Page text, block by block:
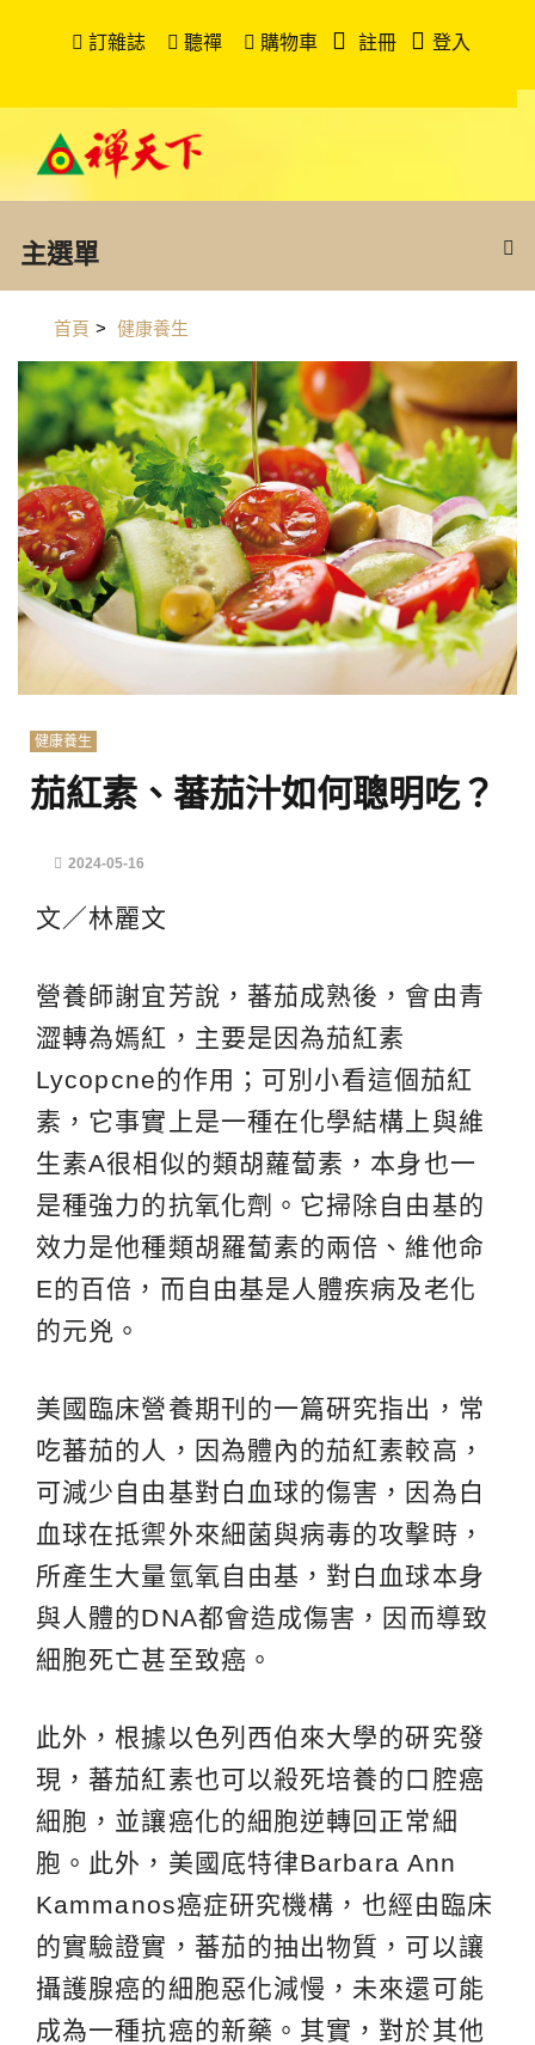
訂雜誌 聽禪 購物車 註冊 登入
主選單
首頁 > 健康養生
健康養生
茄紅素、蕃茄汁如何聰明吃？
2024-05-16
文／林麗文
營養師謝宜芳說，蕃茄成熟後，會由青
澀轉為嫣紅，主要是因為茄紅素
Lycopcne的作用；可別小看這個茄紅
素，它事實上是一種在化學結構上與維
生素A很相似的類胡蘿蔔素，本身也一
是種強力的抗氧化劑。它掃除自由基的
效力是他種類胡羅蔔素的兩倍、維他命
E的百倍，而自由基是人體疾病及老化
的元兇。
美國臨床營養期刊的一篇硏究指出，常
吃蕃茄的人，因為體內的茄紅素較高，
可減少自由基對白血球的傷害，因為白
血球在抵禦外來細菌與病毒的攻擊時，
所產生大量氫氧自由基，對白血球本身
與人體的DNA都會造成傷害，因而導致
細胞死亡甚至致癌。
此外，根據以色列西伯來大學的硏究發
現，蕃茄紅素也可以殺死培養的口腔癌
細胞，並讓癌化的細胞逆轉回正常細
胞。此外，美國底特律Barbara Ann
Kammanos癌症研究機構，也經由臨床
的實驗證實，蕃茄的抽出物質，可以讓
攝護腺癌的細胞惡化減慢，未來還可能
成為一種抗癌的新藥。其實，對於其他